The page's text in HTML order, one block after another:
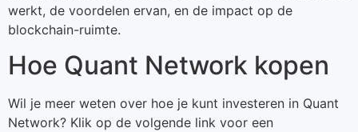
werkt, de voordelen ervan, en de impact op de
blockchain-ruimte.
Hoe Quant Network kopen
Wil je meer weten over hoe je kunt investeren in Quant
Network? Klik op de volgende link voor een